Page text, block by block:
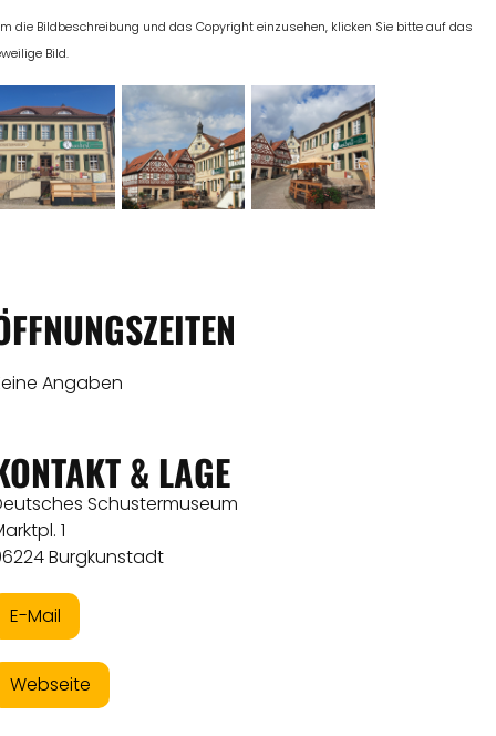
die Bildbeschreibung und das Copyright einzusehen, klicken Sie bitte auf das
Bild.
Angaben
& LAGE
Schustermuseum
1
Burgkunstadt
E-Mail
Webseite